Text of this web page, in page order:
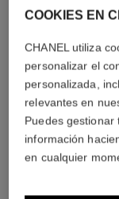
36 diamantes
Las
COOKIES EN
CHANEL utiliza
personalizar el
personalizada,
relevantes en
Puedes gestionar
información
en cualquier